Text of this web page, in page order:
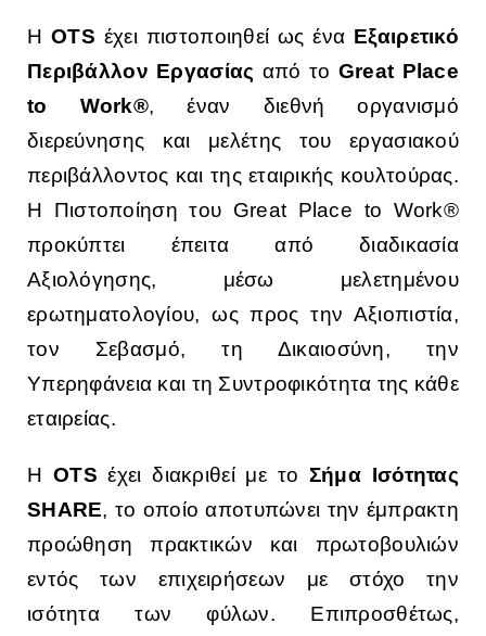
ΗOTS έχει πιστοποιηθεί ως ένα Εξαιρετικό
Περιβάλλον Εργασίας από το Great Place
to Work®, έναν διεθνή οργανισμό
διερεύνησης και μελέτης του εργασιακού
περιβάλλοντος και της εταιρικής κουλτούρας.
Η Πιστοποίηση του Great Place to Work®
προκύπτει έπειτα από διαδικασία
Αξιολόγησης, μέσω μελετημένου
ερωτηματολογίου, ως προς την Αξιοπιστία,
τον Σεβασμό, τη Δικαιοσύνη, την
Υπερηφάνεια και τη Συντροφικότητα της κάθε
εταιρείας.
Η OTSέχει διακριθεί με το Σήμα Ισότητας
SHARE, το οποίο αποτυπώνει την έμπρακτη
προώθηση πρακτικών και πρωτοβουλιών
εντός των επιχειρήσεων με στόχο την
ισότητα των φύλων. Επιπροσθέτως,